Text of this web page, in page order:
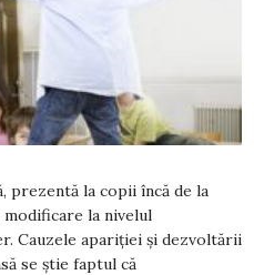
prezentă la copii încă de la
la nivelul
Cauzele apariției și dezvoltării
se știe faptul că